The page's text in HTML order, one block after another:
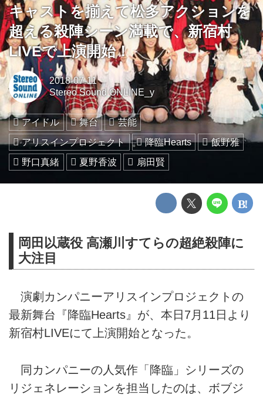
キャストを揃えて松多アクションを
超える殺陣シーン満載で、新宿村
LIVEで上演開始！
2018-07-11
Stereo Sound ONLINE_y
アイドル 舞台
芸能
アリスインプロジェクト
降臨Hearts
飯野雅
野口真緒
夏野香波 扇田賢
岡田以蔵役 高瀬川すてらの超絶殺陣に
大注目
演劇カンパニーアリスインプロジェクトの
最新舞台『降臨Hearts』が、本日7月11日より
新宿村LIVEにて上演開始となった。
同カンパニーの人気作「降臨」シリーズの
リジェネレーションを担当したのは、ボブジ